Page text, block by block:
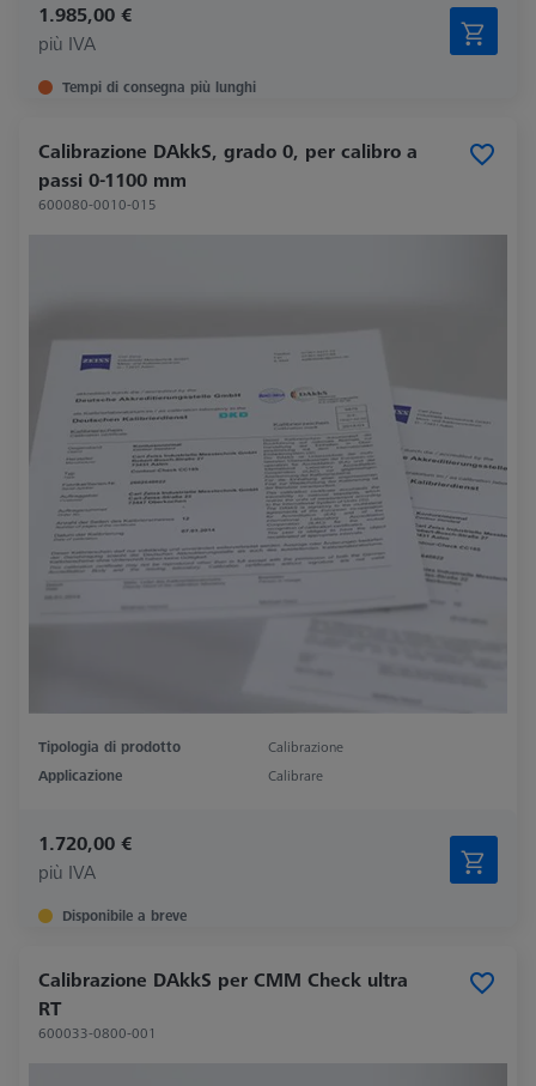
1.985,00 €
più IVA
Tempi di consegna più lunghi
Calibrazione DAkkS, grado 0, per calibro a
passi 0-1100 mm
600080-0010-015
Tipologia di prodotto
Calibrazione
Applicazione
Calibrare
1.720,00 €
più IVA
Disponibile a breve
Calibrazione DAkkS per CMM Check ultra
RT
600033-0800-001